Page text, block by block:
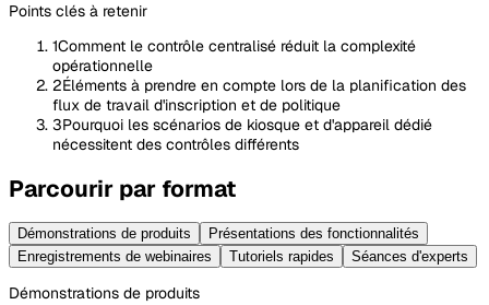
Points clés à retenir
1Comment le contrôle centralisé réduit la complexité
opérationnelle
2Éléments à prendre en compte lors de la planification des
flux de travail d'inscription et de politique
3Pourquoi les scénarios de kiosque et d'appareil dédié
nécessitent des contrôles différents
Parcourir par format
Démonstrations de produits
Présentations des fonctionnalités
Enregistrements de webinaires
Tutoriels rapides Séances d'experts
Démonstrations de produits